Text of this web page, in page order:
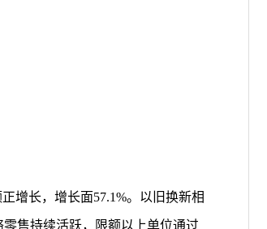
增长，增长面57.1%。以旧换新相
零售持续活跃，限额以上单位通过